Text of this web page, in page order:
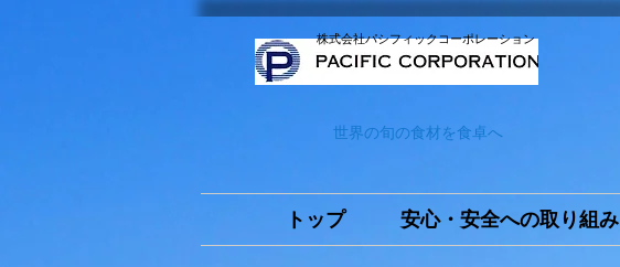
株式会社パシフィックコーポレーション
世界の旬の食材を食卓へ
トップ 安心・安全への取り組み